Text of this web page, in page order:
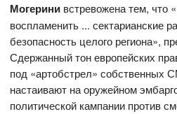
Могерини встревожена тем, что
воспламенить ... сектарианские
безопасность целого региона»,
Сдержанный тон европейских
под «артобстрел» собственных
настаивают на оружейном
политической кампании против